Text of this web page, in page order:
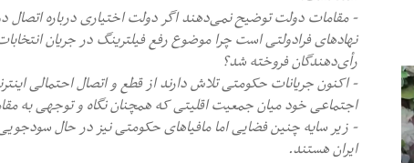
- مقامات دولت توضیح نمی‌دهند اگر دولت اختیاری درباره اتصال
نهادهای فرادولتی است چرا موضوع رفع فیلترینگ در جریان
رأی‌دهندگان فروخته شد؟
- اکنون جریانات حکومتی تلاش دارند از قطع و اتصال احتمالی
اجتماعی خود میان جمعیت اقلیتی که همچنان نگاه و توجهی به
- زیر سایه چنین فضایی اما مافیاهای حکومتی نیز در حال
ایران هستند.